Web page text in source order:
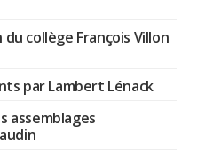
collège François Villon
par Lambert Lénack
assemblages